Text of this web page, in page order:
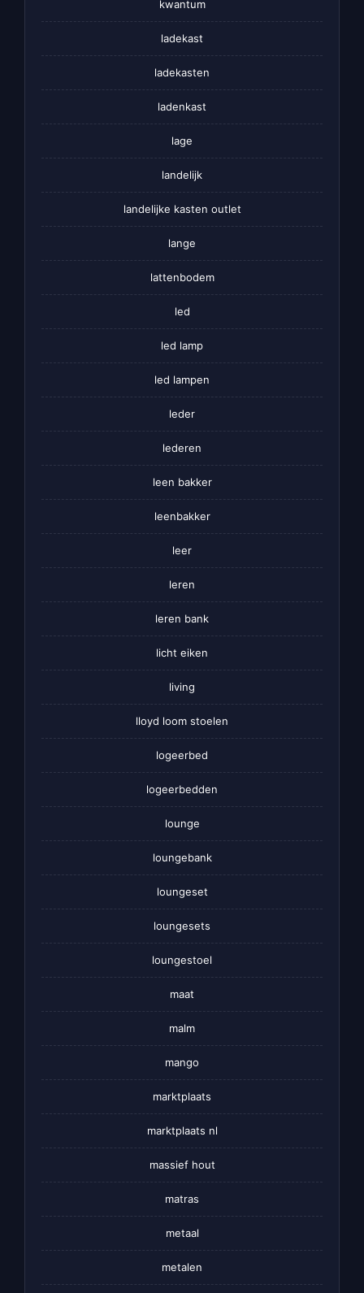
kwantum
ladekast
ladekasten
ladenkast
lage
landelijk
landelijke kasten outlet
lange
lattenbodem
led
led lamp
led lampen
leder
lederen
leen bakker
leenbakker
leer
leren
leren bank
licht eiken
living
lloyd loom stoelen
logeerbed
logeerbedden
lounge
loungebank
loungeset
loungesets
loungestoel
maat
malm
mango
marktplaats
marktplaats nl
massief hout
matras
metaal
metalen